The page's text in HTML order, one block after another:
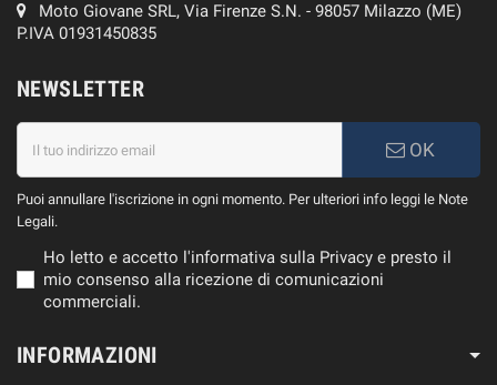
Moto Giovane SRL, Via Firenze S.N. - 98057 Milazzo (ME)
P.IVA 01931450835
NEWSLETTER
OK
Puoi annullare l'iscrizione in ogni momento. Per ulteriori info leggi le Note
Legali.
Ho letto e accetto l'informativa sulla Privacy e presto il
mio consenso alla ricezione di comunicazioni
commerciali.
INFORMAZIONI